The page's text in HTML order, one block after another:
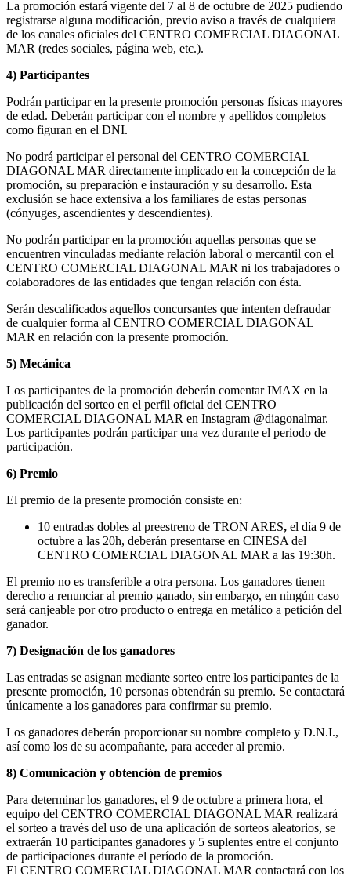
La promoción estará vigente del 7 al 8 de octubre de 2025 pudiendo
registrarse alguna modificación, previo aviso a través de cualquiera
de los canales oficiales del CENTRO COMERCIAL DIAGONAL
MAR (redes sociales, página web, etc.).
4) Participantes
Podrán participar en la presente promoción personas físicas mayores
de edad. Deberán participar con el nombre y apellidos completos
como figuran en el DNI.
No podrá participar el personal del CENTRO COMERCIAL
DIAGONAL MAR directamente implicado en la concepción de la
promoción, su preparación e instauración y su desarrollo. Esta
exclusión se hace extensiva a los familiares de estas personas
(cónyuges, ascendientes y descendientes).
No podrán participar en la promoción aquellas personas que se
encuentren vinculadas mediante relación laboral o mercantil con el
CENTRO COMERCIAL DIAGONAL MAR ni los trabajadores o
colaboradores de las entidades que tengan relación con ésta.
Serán descalificados aquellos concursantes que intenten defraudar
de cualquier forma al CENTRO COMERCIAL DIAGONAL
MAR en relación con la presente promoción.
5) Mecánica
Los participantes de la promoción deberán comentar IMAX en la
publicación del sorteo en el perfil oficial del CENTRO
COMERCIAL DIAGONAL MAR en Instagram @diagonalmar.
Los participantes podrán participar una vez durante el periodo de
participación.
6) Premio
El premio de la presente promoción consiste en:
10 entradas dobles al preestreno de TRON ARES, el día 9 de
octubre a las 20h, deberán presentarse en CINESA del
CENTRO COMERCIAL DIAGONAL MAR a las 19:30h.
El premio no es transferible a otra persona. Los ganadores tienen
derecho a renunciar al premio ganado, sin embargo, en ningún caso
será canjeable por otro producto o entrega en metálico a petición del
ganador.
7) Designación de los ganadores
Las entradas se asignan mediante sorteo entre los participantes de la
presente promoción, 10 personas obtendrán su premio. Se contactará
únicamente a los ganadores para confirmar su premio.
Los ganadores deberán proporcionar su nombre completo y D.N.I.,
así como los de su acompañante, para acceder al premio.
8) Comunicación y obtención de premios
Para determinar los ganadores, el 9 de octubre a primera hora, el
equipo del CENTRO COMERCIAL DIAGONAL MAR realizará
el sorteo a través del uso de una aplicación de sorteos aleatorios, se
extraerán 10 participantes ganadores y 5 suplentes entre el conjunto
de participaciones durante el período de la promoción.
El CENTRO COMERCIAL DIAGONAL MAR contactará con los